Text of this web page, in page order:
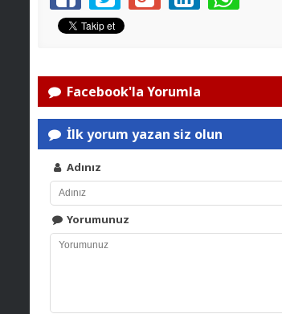
Facebook'la Yorumla
İlk yorum yazan siz olun
Adınız
Yorumunuz